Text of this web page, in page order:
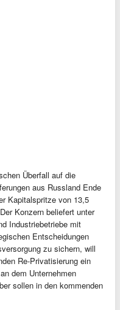
Überfall auf die
aus Russland Ende
Kapitalspritze von 13,5
Konzern beliefert unter
Industriebetriebe mit
Entscheidungen
zu sichern, will
Re-Privatisierung ein
dem Unternehmen
sollen in den kommenden